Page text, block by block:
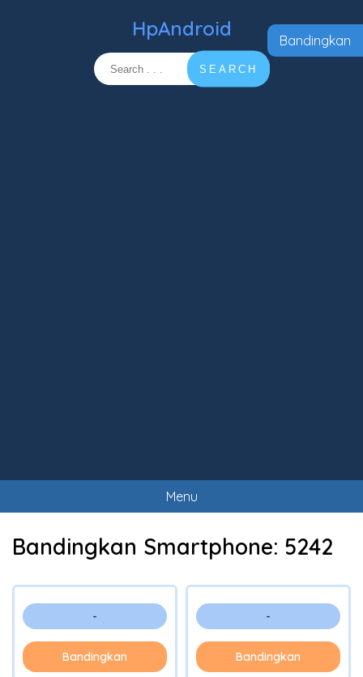
HpAndroid
SEARCH
Menu
Bandingkan Smartphone: 5242
-
Bandingkan
-
Bandingkan
Bandingkan